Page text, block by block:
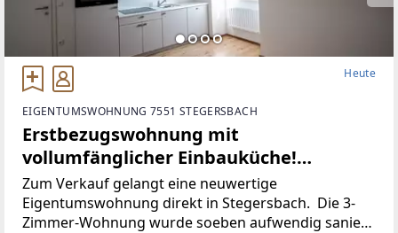
Heute
EIGENTUMSWOHNUNG 7551 STEGERSBACH
Erstbezugswohnung mit
vollumfänglicher Einbauküche!
(Provisionsfrei)
Zum Verkauf gelangt eine neuwertige
Eigentumswohnung direkt in Stegersbach. Die 3-
Zimmer-Wohnung wurde soeben aufwendig saniert.